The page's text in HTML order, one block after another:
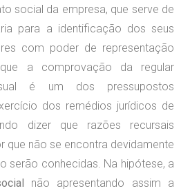
social da empresa, que serve de
para a identificação dos seus
com poder de representação
a comprovação da regular
é um dos pressupostos
dos remédios jurídicos de
dizer que razões recursais
que não se encontra devidamente
serão conhecidas. Na hipótese, a
não apresentando assim a